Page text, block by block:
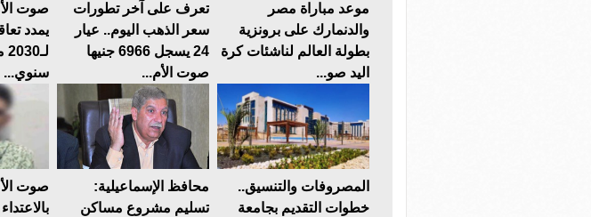
موعد مباراة مصر
والدنمارك على برونزية
بطولة العالم لناشئات كرة
اليد صو...
تعرف على آخر تطورات
سعر الذهب اليوم.. عيار
24 يسجل 6966 جنيها
صوت الأم...
صوت
يمدد
سنوي...
المصروفات والتنسيق..
خطوات التقديم بجامعة
محافظ الإسماعيلية:
تسليم مشروع مساكن
صوت